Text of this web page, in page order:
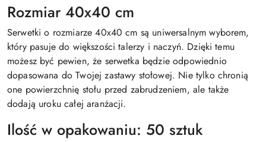
Rozmiar 40x40 cm
Serwetki o rozmiarze 40x40 cm są uniwersalnym wyborem,
który pasuje do większości talerzy i naczyń. Dzięki temu
możesz być pewien, że serwetka będzie odpowiednio
dopasowana do Twojej zastawy stołowej. Nie tylko chronią
one powierzchnię stołu przed zabrudzeniem, ale także
dodają uroku całej aranżacji.
Ilość w opakowaniu: 50 sztuk